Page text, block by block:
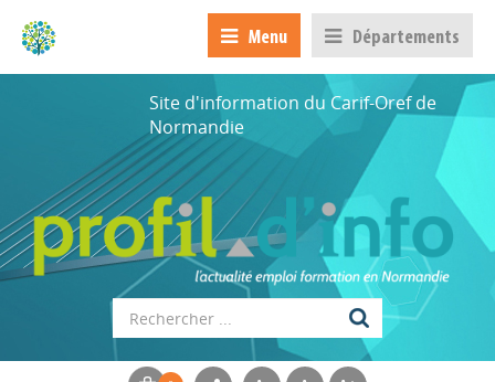
Menu Départements
Site d'information du Carif-Oref de
Normandie